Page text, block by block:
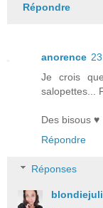
Répondre
anorence
Je crois
salopettes...
Des bisous ♥
Répondre
Réponses